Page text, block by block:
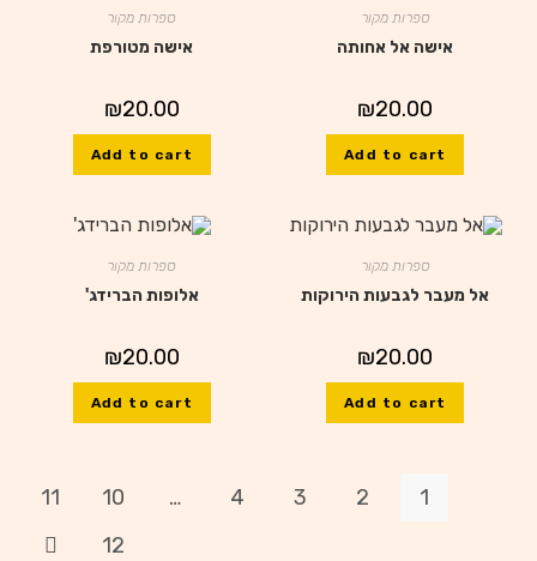
ספרות מקור
אישה אל אחותה
₪20.00
Add to cart
ספרות מקור
אישה מטורפת
₪20.00
Add to cart
ספרות מקור
אל מעבר לגבעות הירוקות
₪20.00
Add to cart
ספרות מקור
אלופות הברידג'
₪20.00
Add to cart
1
2
3
4
…
10
11
12